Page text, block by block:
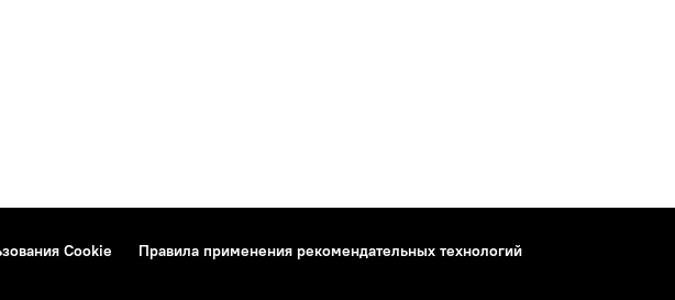
Cookie
Правила применения рекомендательных технологий